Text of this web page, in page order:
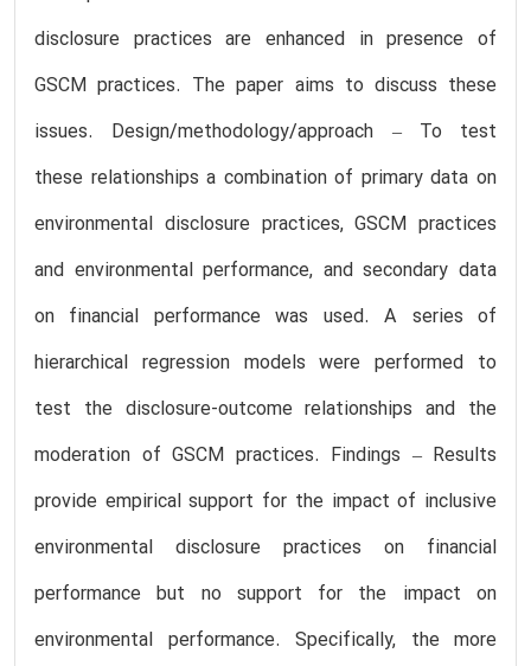
disclosure practices are enhanced in presence of
GSCM practices. The paper aims to discuss these
issues. Design/methodology/approach – To test
these relationships a combination of primary data on
environmental disclosure practices, GSCM practices
and environmental performance, and secondary data
on financial performance was used. A series of
hierarchical regression models were performed to
test the disclosure-outcome relationships and the
moderation of GSCM practices. Findings – Results
provide empirical support for the impact of inclusive
environmental disclosure practices on financial
performance but no support for the impact on
environmental performance. Specifically, the more